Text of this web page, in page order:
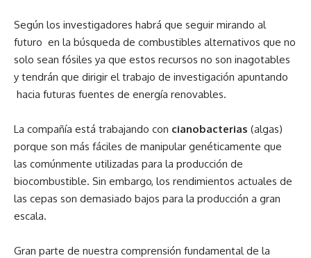
Según los investigadores habrá que seguir mirando al
futuro en la búsqueda de combustibles alternativos que no
solo sean fósiles ya que estos recursos no son inagotables
y tendrán que dirigir el trabajo de investigación apuntando
hacia futuras fuentes de energía renovables.
La compañía está trabajando con cianobacterias (algas)
porque son más fáciles de manipular genéticamente que
las comúnmente utilizadas para la producción de
biocombustible. Sin embargo, los rendimientos actuales de
las cepas son demasiado bajos para la producción a gran
escala.
Gran parte de nuestra comprensión fundamental de la